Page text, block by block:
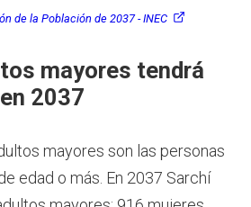
de la Población de 2037 - INEC
mayores tendrá
2037
mayores son las personas
edad o más. En 2037 Sarchí